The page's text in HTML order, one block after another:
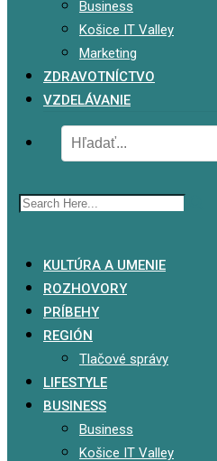
Business
Košice IT Valley
Marketing
ZDRAVOTNÍCTVO
VZDELÁVANIE
KULTÚRA A UMENIE
ROZHOVORY
PRÍBEHY
REGIÓN
Tlačové správy
LIFESTYLE
BUSINESS
Business
Košice IT Valley